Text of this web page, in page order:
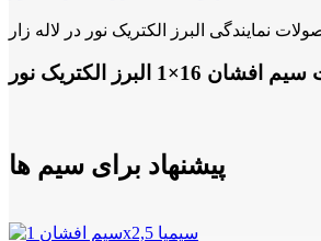
نمایندگی البرز الکتریک نور در لاله زار
البرز الکتریک نور
پیشنهاد برای سیم ها